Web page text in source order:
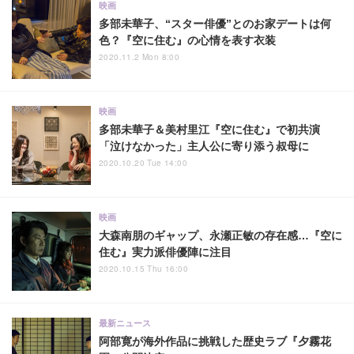
多部未華子、“スター俳優”とのお家デートは何
色？『空に住む』の心情を表す衣装
映画
2020.11.2 Mon 8:00
多部未華子＆美村里江『空に住む』で初共演
「泣けなかった」主人公に寄り添う叔母に
映画
2020.10.20 Tue 14:00
大森南朋のギャップ、永瀬正敏の存在感…『空に
住む』実力派俳優陣に注目
映画
2020.10.15 Thu 16:00
阿部寛が海外作品に挑戦した歴史ラブ『夕霧花
最新ニュース